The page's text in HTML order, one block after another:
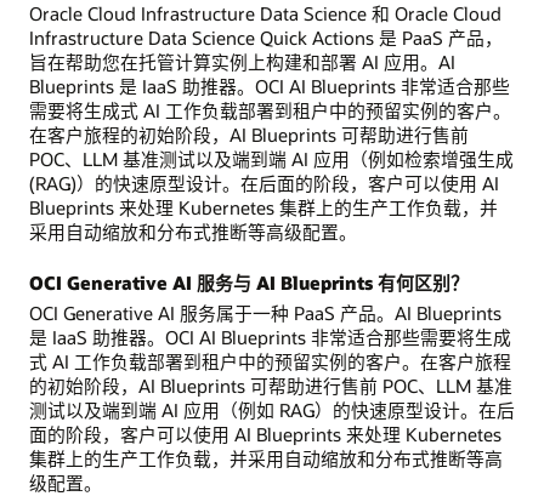
Oracle Cloud Infrastructure Data Science 和 Oracle Cloud
Infrastructure Data Science Quick Actions 是 PaaS 产品，
旨在帮助您在托管计算实例上构建和部署 AI 应用。AI
Blueprints 是 IaaS 助推器。OCI AI Blueprints 非常适合那些
需要将生成式 AI 工作负载部署到租户中的预留实例的客户。
在客户旅程的初始阶段，AI Blueprints 可帮助进行售前
POC、LLM 基准测试以及端到端 AI 应用（例如检索增强生成
(RAG)）的快速原型设计。在后面的阶段，客户可以使用 AI
Blueprints 来处理 Kubernetes 集群上的生产工作负载，并
采用自动缩放和分布式推断等高级配置。
OCI Generative AI 服务与 AI Blueprints 有何区别？
OCI Generative AI 服务属于一种 PaaS 产品。AI Blueprints
是 IaaS 助推器。OCI AI Blueprints 非常适合那些需要将生成
式 AI 工作负载部署到租户中的预留实例的客户。在客户旅程
的初始阶段，AI Blueprints 可帮助进行售前 POC、LLM 基准
测试以及端到端 AI 应用（例如 RAG）的快速原型设计。在后
面的阶段，客户可以使用 AI Blueprints 来处理 Kubernetes
集群上的生产工作负载，并采用自动缩放和分布式推断等高
级配置。